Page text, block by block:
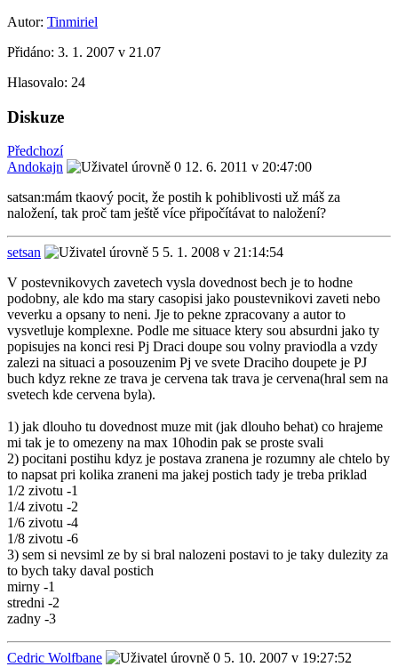
Autor: Tinmiriel
Přidáno: 3. 1. 2007 v 21.07
Hlasovalo: 24
Diskuze
Předchozí
Andokajn
12. 6. 2011 v 20:47:00
satsan:mám tkaový pocit, že postih k pohiblivosti už máš za
naložení, tak proč tam ještě více připočítávat to naložení?
setsan
5. 1. 2008 v 21:14:54
V postevnikovych zavetech vysla dovednost bech je to hodne
podobny, ale kdo ma stary casopisi jako poustevnikovi zaveti nebo
veverku a opsany to neni. Jje to pekne zpracovany a autor to
vysvetluje komplexne. Podle me situace ktery sou absurdni jako ty
popisujes na konci resi Pj Draci doupe sou volny praviodla a vzdy
zalezi na situaci a posouzenim Pj ve svete Draciho doupete je PJ
buch kdyz rekne ze trava je cervena tak trava je cervena(hral sem na
svetech kde cervena byla).
1) jak dlouho tu dovednost muze mit (jak dlouho behat) co hrajeme
mi tak je to omezeny na max 10hodin pak se proste svali
2) pocitani postihu kdyz je postava zranena je rozumny ale chtelo by
to napsat pri kolika zraneni ma jakej postich tady je treba priklad
1/2 zivotu -1
1/4 zivotu -2
1/6 zivotu -4
1/8 zivotu -6
3) sem si nevsiml ze by si bral nalozeni postavi to je taky dulezity za
to bych taky daval postich
mirny -1
stredni -2
zadny -3
Cedric Wolfbane
5. 10. 2007 v 19:27:52